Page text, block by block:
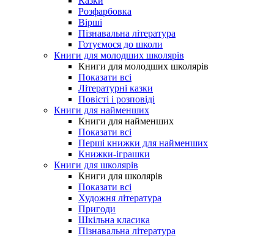
Розфарбовка
Вірші
Пізнавальна література
Готуємося до школи
Книги для молодших школярів
Книги для молодших школярів
Показати всі
Літературні казки
Повісті і розповіді
Книги для найменших
Книги для найменших
Показати всі
Перші книжки для найменших
Книжки-іграшки
Книги для школярів
Книги для школярів
Показати всі
Художня література
Пригоди
Шкільна класика
Пізнавальна література